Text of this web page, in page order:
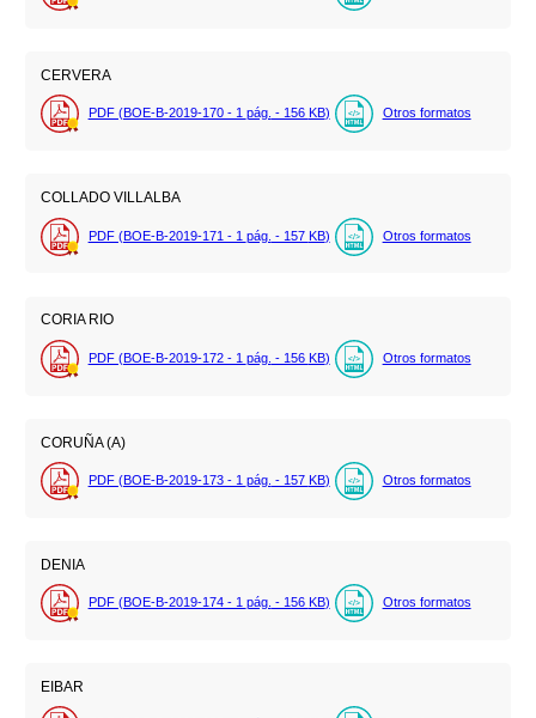
CERVERA
PDF (BOE-B-2019-170 - 1 pág. - 156 KB) Otros formatos
COLLADO VILLALBA
PDF (BOE-B-2019-171 - 1 pág. - 157 KB) Otros formatos
CORIA RIO
PDF (BOE-B-2019-172 - 1 pág. - 156 KB) Otros formatos
CORUÑA (A)
PDF (BOE-B-2019-173 - 1 pág. - 157 KB) Otros formatos
DENIA
PDF (BOE-B-2019-174 - 1 pág. - 156 KB) Otros formatos
EIBAR